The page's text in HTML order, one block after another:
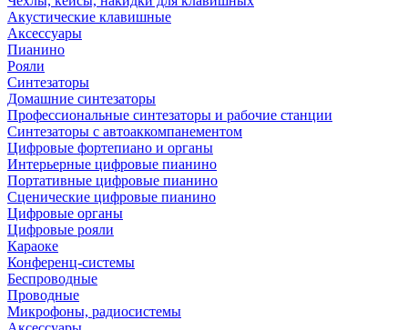
Акустические клавишные
Аксессуары
Пианино
Рояли
Синтезаторы
Домашние синтезаторы
Профессиональные синтезаторы и рабочие станции
Синтезаторы с автоаккомпанементом
Цифровые фортепиано и органы
Интерьерные цифровые пианино
Портативные цифровые пианино
Сценические цифровые пианино
Цифровые органы
Цифровые рояли
Караоке
Конференц-системы
Беспроводные
Проводные
Микрофоны, радиосистемы